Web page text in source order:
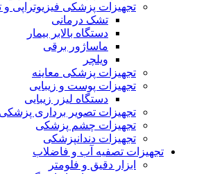
تجهیزات پزشکی فیزیوتراپی و
تشک درمانی
دستگاه بالابر بیمار
ماساژور برقی
ویلچر
تجهیزات پزشکی معاینه
تجهیزات پوست و زیبایی
دستگاه لیزر زیبایی
تجهیزات تصویر برداری پزشکی
تجهیزات چشم پزشکی
تجهیزات دندانپزشکی
تجهیزات تصفیه آب و فاضلاب
ابزار دقیق و فلومتر